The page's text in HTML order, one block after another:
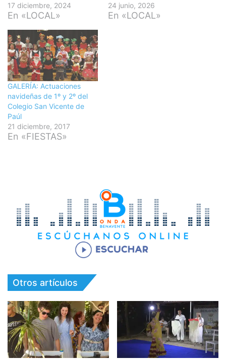
17 diciembre, 2024
En «LOCAL»
24 junio, 2026
En «LOCAL»
GALERÍA: Actuaciones
navideñas de 1º y 2º del
Colegio San Vicente de
Paúl
21 diciembre, 2017
En «FIESTAS»
Otros artículos